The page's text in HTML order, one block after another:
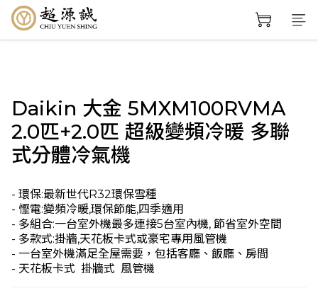
Daikin 大金 5MXM100RVMA
2.0匹+2.0匹 超級變頻冷暖 多聯
式分體冷氣機
- 環保:最新世代R32環保雪種
- 慳電:變頻冷暖,環保節能,四季適用
- 多組合:一台室外機最多連接5台室內機, 節省室外空間
- 多款式:掛牆,天花板卡式或豪宅專用風管機
- 一台室外機滿足全屋需要，包括客廳、飯廳、房間
- 天花板卡式  掛牆式  風管機